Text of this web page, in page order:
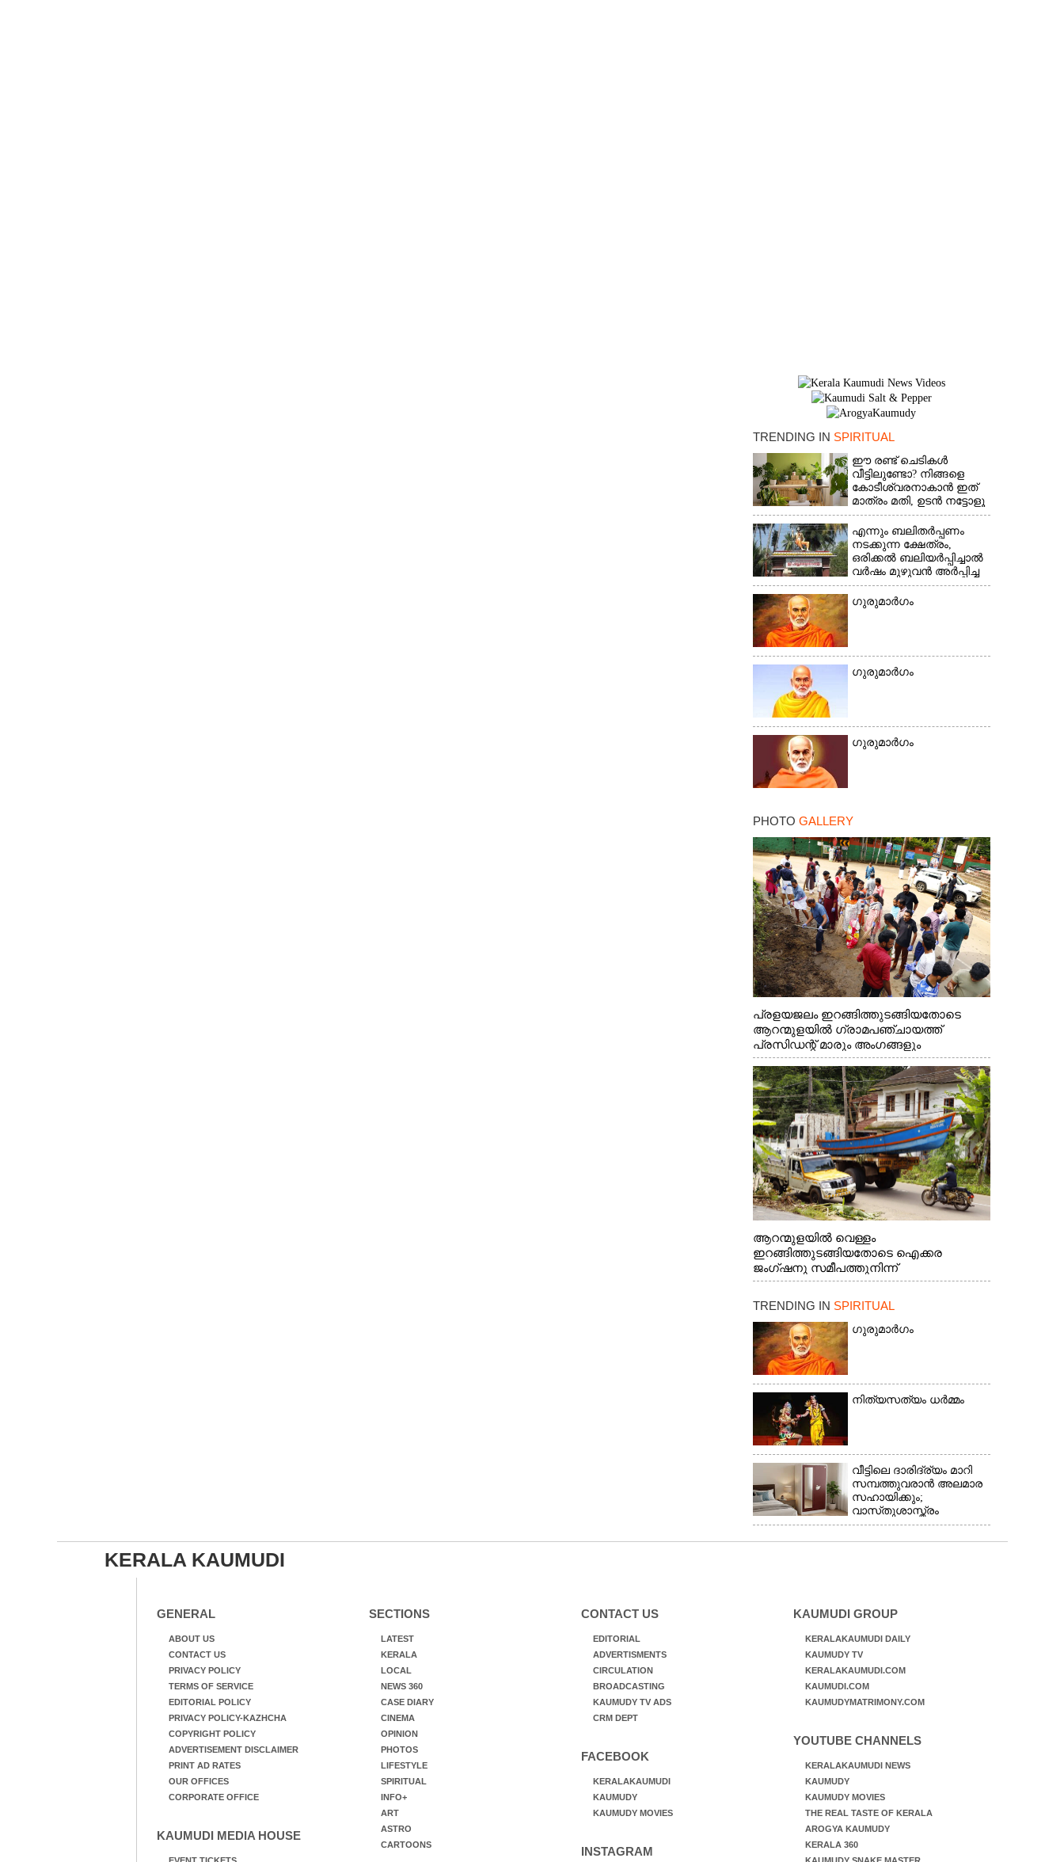
TRENDING IN SPIRITUAL
ഈ രണ്ട് ചെടികൾ
വീട്ടിലുണ്ടോ?​ നിങ്ങളെ
കോടീശ്വരനാകാൻ ഇത്
മാത്രം മതി,​ ഉടൻ നട്ടോളൂ
എന്നും ബലിതർപ്പണം
നടക്കുന്ന ക്ഷേത്രം,​
ഒരിക്കൽ ബലിയർപ്പിച്ചാൽ
വർഷം മുഴുവൻ അർപ്പിച്ച
പുണ്യം
ഗുരുമാ‌ർഗം
ഗുരുമാർഗം
ഗുരുമാർഗം
PHOTO GALLERY
പ്രളയജലം ഇറങ്ങിത്തുടങ്ങിയതോടെ
ആറന്മുളയിൽ ഗ്രാമപഞ്ചായത്ത്
പ്രസിഡന്റ് മാരും അംഗങ്ങളും
രാഷ്ട്രീയപ്രവത്തകരും അടങ്ങുന്ന സംഘം
റോഡിൽ അടിഞ്ഞ് കൂടിയ ചെളിയും മണ്ണും
മറ്റ് മാലിന്യങ്ങളും നീക്കം ചെയ്യുന്നു.
ആറന്മുളയിൽ വെള്ളം
ഇറങ്ങിത്തുടങ്ങിയതോടെ ഐക്കര
ജംഗ്ഷനു സമീപത്തുനിന്ന്
രക്ഷാപ്രവർത്തനത്തിന് കൊല്ലത്ത് നിന്ന്
തിരികെക്കൊണ്ടുപോകുന്നു.
TRENDING IN SPIRITUAL
ഗുരുമാർഗം
നിത്യസത്യം ധർമ്മം
വീട്ടിലെ ദാരിദ്ര്യം മാറി
സമ്പത്തുവരാൻ അലമാര
സഹായിക്കും;
വാസ്‌തുശാസ്ത്രം
പറയുന്നത് അനുസരിക്കാം
KERALA KAUMUDI
GENERAL
ABOUT US
CONTACT US
PRIVACY POLICY
TERMS OF SERVICE
EDITORIAL POLICY
PRIVACY POLICY-KAZHCHA
COPYRIGHT POLICY
ADVERTISEMENT DISCLAIMER
PRINT AD RATES
OUR OFFICES
CORPORATE OFFICE
KAUMUDI MEDIA HOUSE
SECTIONS
LATEST
KERALA
LOCAL
NEWS 360
CASE DIARY
CINEMA
OPINION
PHOTOS
LIFESTYLE
SPIRITUAL
INFO+
ART
ASTRO
CARTOONS
CONTACT US
EDITORIAL
ADVERTISMENTS
CIRCULATION
BROADCASTING
KAUMUDY TV ADS
CRM DEPT
FACEBOOK
KERALAKAUMUDI
KAUMUDY
KAUMUDY MOVIES
INSTAGRAM
KAUMUDI GROUP
KERALAKAUMUDI DAILY
KAUMUDY TV
KERALAKAUMUDI.COM
KAUMUDI.COM
KAUMUDYMATRIMONY.COM
YOUTUBE CHANNELS
KERALAKAUMUDI NEWS
KAUMUDY
KAUMUDY MOVIES
THE REAL TASTE OF KERALA
AROGYA KAUMUDY
KERALA 360
×